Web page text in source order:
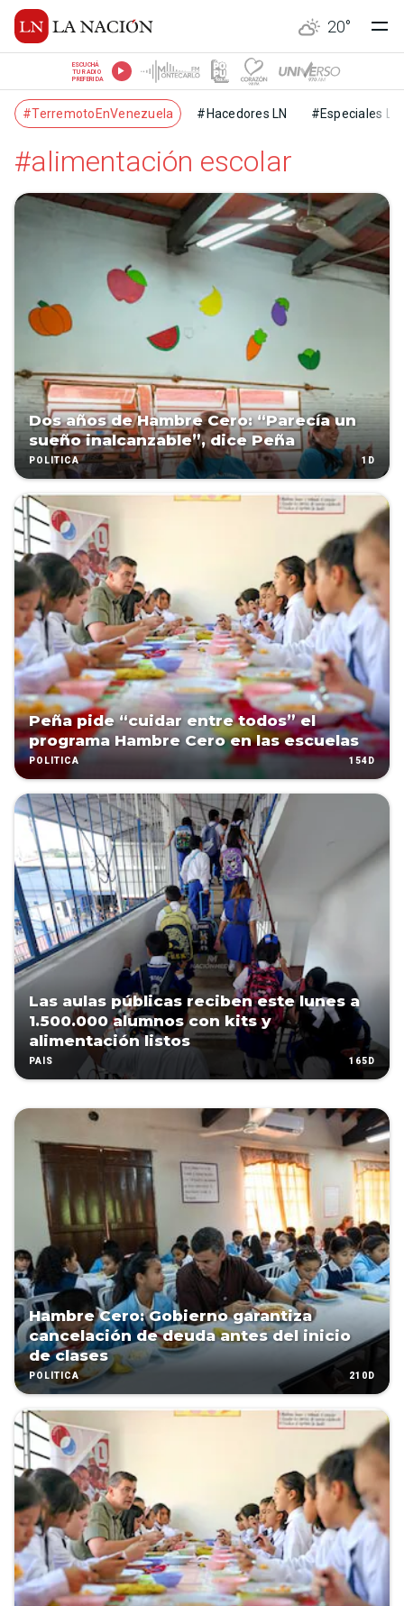
20°
ESCUCHÁ
TU RADIO
PREFERIDA
#TerremotoEnVenezuela #Hacedores LN #Especiales LN
#alimentación escolar
Dos años de Hambre Cero: “Parecía un
sueño inalcanzable”, dice Peña
POLÍTICA 1D
Peña pide “cuidar entre todos” el
programa Hambre Cero en las escuelas
POLÍTICA 154D
Las aulas públicas reciben este lunes a
1.500.000 alumnos con kits y
alimentación listos
PAÍS 165D
Hambre Cero: Gobierno garantiza
cancelación de deuda antes del inicio
de clases
POLÍTICA 210D